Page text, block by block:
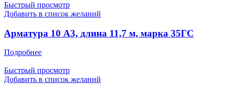
Быстрый просмотр
Добавить в список желаний
Арматура 10 А3, длина 11,7 м, марка 35ГС
Подробнее
Быстрый просмотр
Добавить в список желаний